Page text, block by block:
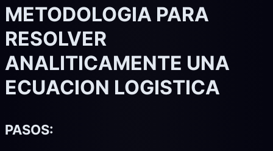
METODOLOGIA PARA
RESOLVER
ANALITICAMENTE UNA
ECUACION LOGISTICA
PASOS: